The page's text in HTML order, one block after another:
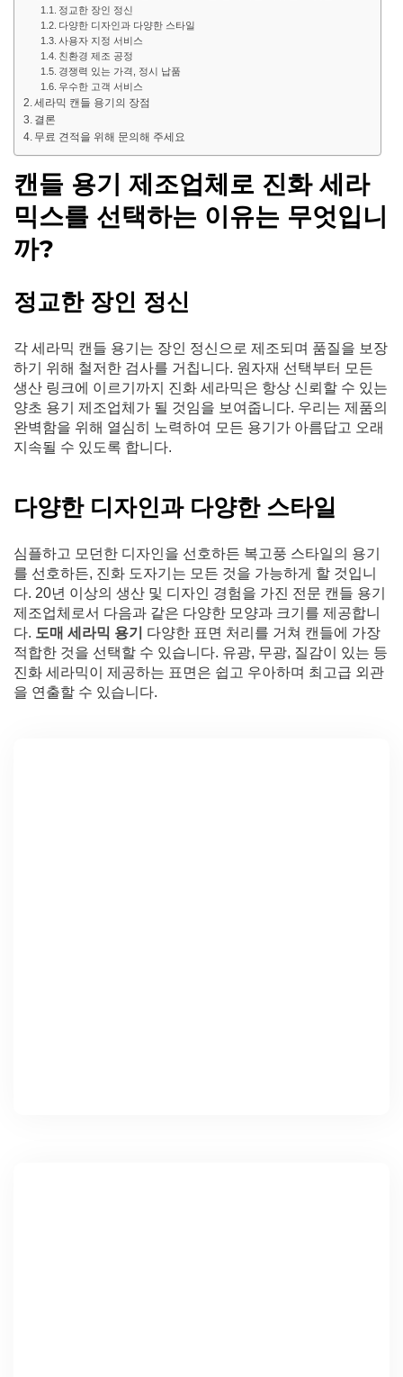
정교한 장인 정신
다양한 디자인과 다양한 스타일
사용자 지정 서비스
친환경 제조 공정
경쟁력 있는 가격, 정시 납품
우수한 고객 서비스
세라믹 캔들 용기의 장점
결론
무료 견적을 위해 문의해 주세요
캔들 용기 제조업체로 진화 세라
믹스를 선택하는 이유는 무엇입니
까?
정교한 장인 정신
각 세라믹 캔들 용기는 장인 정신으로 제조되며 품질을 보장
하기 위해 철저한 검사를 거칩니다. 원자재 선택부터 모든
생산 링크에 이르기까지 진화 세라믹은 항상 신뢰할 수 있는
양초 용기 제조업체가 될 것임을 보여줍니다. 우리는 제품의
완벽함을 위해 열심히 노력하여 모든 용기가 아름답고 오래
지속될 수 있도록 합니다.
다양한 디자인과 다양한 스타일
심플하고 모던한 디자인을 선호하든 복고풍 스타일의 용기
를 선호하든, 진화 도자기는 모든 것을 가능하게 할 것입니
다. 20년 이상의 생산 및 디자인 경험을 가진 전문 캔들 용기
제조업체로서 다음과 같은 다양한 모양과 크기를 제공합니
다. 도매 세라믹 용기
다양한 표면 처리를 거쳐 캔들에 가장
적합한 것을 선택할 수 있습니다. 유광, 무광, 질감이 있는 등
진화 세라믹이 제공하는 표면은 쉽고 우아하며 최고급 외관
을 연출할 수 있습니다.